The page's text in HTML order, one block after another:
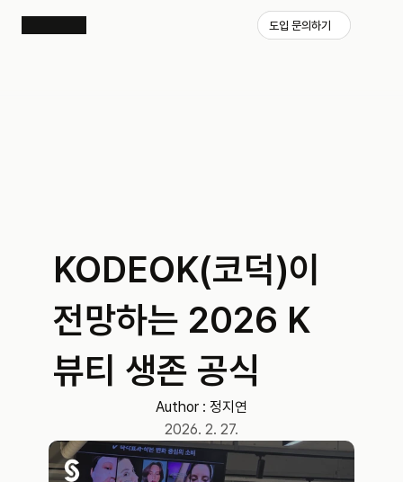
도입 문의하기
KODEOK(코덕)이
전망하는 2026 K
뷰티 생존 공식
Author : 정지연
2026. 2. 27.